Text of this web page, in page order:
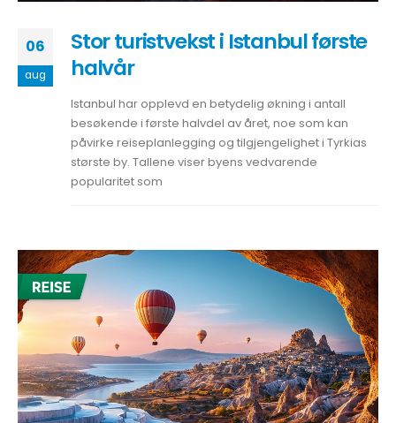
06
aug
Stor turistvekst i Istanbul første
halvår
Istanbul har opplevd en betydelig økning i antall
besøkende i første halvdel av året, noe som kan
påvirke reiseplanlegging og tilgjengelighet i Tyrkias
største by. Tallene viser byens vedvarende
popularitet som